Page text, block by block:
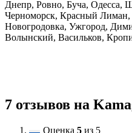
Днепр, Ровно, Буча, Одесса,
Черноморск, Красный Лиман,
Новогродовка, Ужгород,
Волынский, Васильков,
7 отзывов на
Оценка 5 из 5